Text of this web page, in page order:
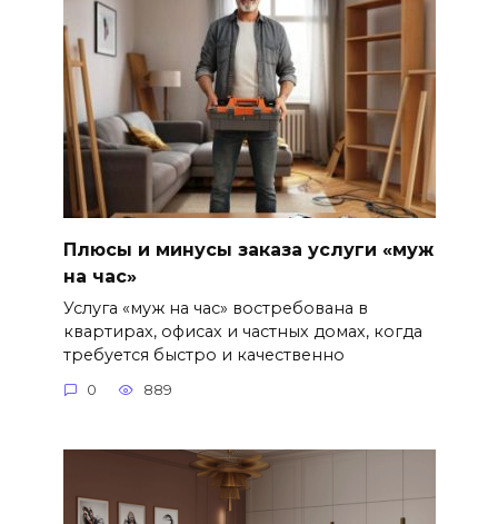
Плюсы и минусы заказа услуги «муж
на час»
Услуга «муж на час» востребована в
квартирах, офисах и частных домах, когда
требуется быстро и качественно
0 889